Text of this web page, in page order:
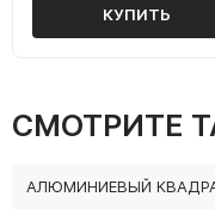
КУПИТЬ
СМОТРИТЕ
АЛЮМИНИЕВЫЙ